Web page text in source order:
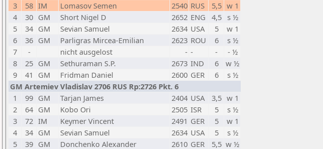
3
58 IM Lomasov Semen 2540 RUS 5,5 w 1
4
30 GM Short Nigel D 2652 ENG 4,5
s ½
5
34 GM Sevian Samuel 2634 USA 5
w 1
6
36 GM Parligras Mircea-Emilian 2623 ROU 6
s ½
7
- nicht ausgelost - - -
- ½
8
25 GM Sethuraman S.P. 2673 IND 6
w ½
9
41 GM Fridman Daniel 2600 GER 6
s ½
GM Artemiev Vladislav 2706 RUS Rp:2726 Pkt. 6
1
99 GM Tarjan James 2404 USA 3,5 w 1
2
64 GM Kobo Ori 2505 ISR 5
s ½
3
72 IM Keymer Vincent 2491 GER 5
w 1
4
34 GM Sevian Samuel 2634 USA 5
s ½
5
39 GM Donchenko Alexander 2610 GER 5,5 w ½